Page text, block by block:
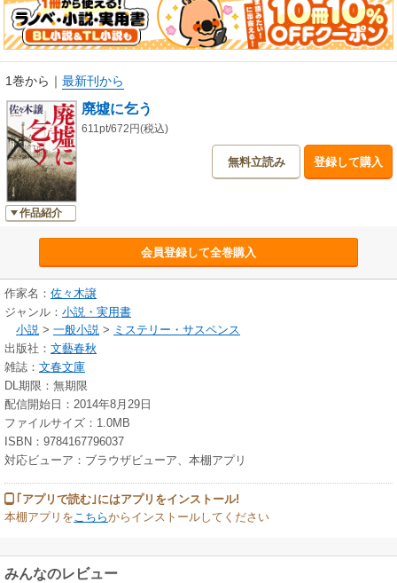
1巻から ｜ 最新刊から
作品紹介
廃墟に乞う
611pt/672円(税込)
無料立読み 登録して購入
会員登録して全巻購入
作家名： 佐々木譲
ジャンル： 小説・実用書
小説 > 一般小説 > ミステリー・サスペンス
出版社： 文藝春秋
雑誌： 文春文庫
DL期限：無期限
配信開始日：2014年8月29日
ファイルサイズ：1.0MB
ISBN：9784167796037
対応ビューア：ブラウザビューア、本棚アプリ
｢アプリで読む｣にはアプリをインストール!
本棚アプリをこちらからインストールしてください
みんなのレビュー